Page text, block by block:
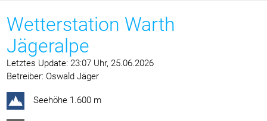
Wetterstation Warth
Jägeralpe
Letztes Update: 23:07 Uhr, 25.06.2026
Betreiber: Oswald Jäger
Seehöhe 1.600 m